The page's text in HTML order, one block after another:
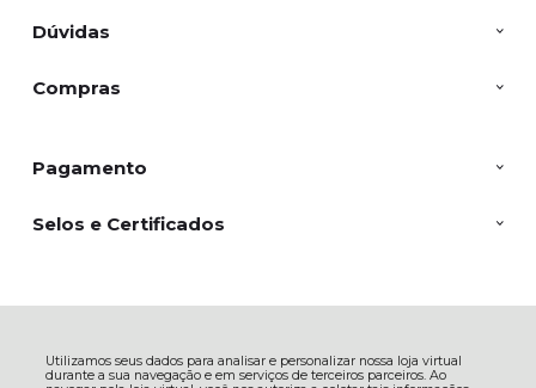
Utilizamos seus dados para analisar e personalizar nossa loja virtual
durante a sua navegação e em serviços de terceiros parceiros. Ao
Dúvidas
Compras
Pagamento
Selos e Certificados
CNPJ: 03317909000166 | © Todos os direitos reservados - Corremol - 2026